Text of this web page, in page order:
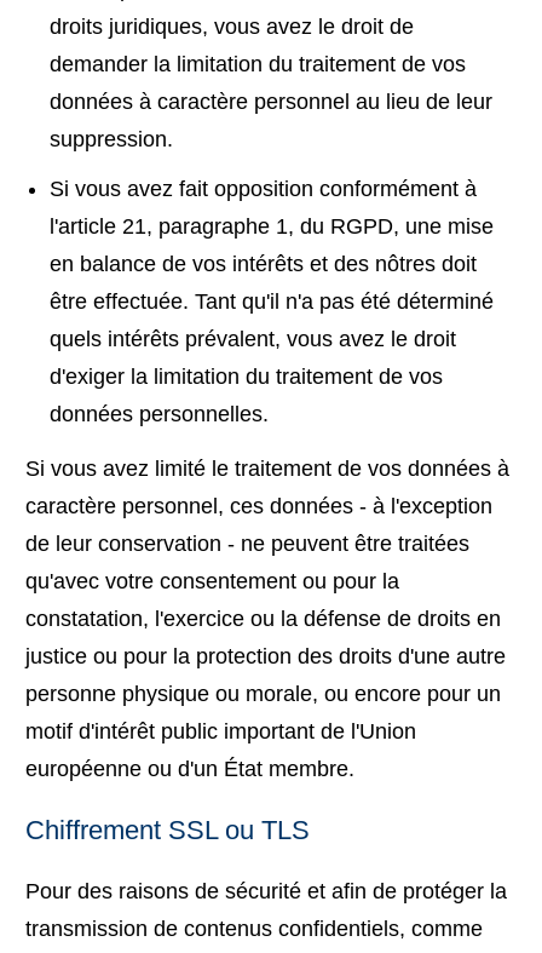
droits juridiques, vous avez le droit de
demander la limitation du traitement de vos
données à caractère personnel au lieu de leur
suppression.
Si vous avez fait opposition conformément à
l'article 21, paragraphe 1, du RGPD, une mise
en balance de vos intérêts et des nôtres doit
être effectuée. Tant qu'il n'a pas été déterminé
quels intérêts prévalent, vous avez le droit
d'exiger la limitation du traitement de vos
données personnelles.
Si vous avez limité le traitement de vos données à
caractère personnel, ces données - à l'exception
de leur conservation - ne peuvent être traitées
qu'avec votre consentement ou pour la
constatation, l'exercice ou la défense de droits en
justice ou pour la protection des droits d'une autre
personne physique ou morale, ou encore pour un
motif d'intérêt public important de l'Union
européenne ou d'un État membre.
Chiffrement SSL ou TLS
Pour des raisons de sécurité et afin de protéger la
transmission de contenus confidentiels, comme